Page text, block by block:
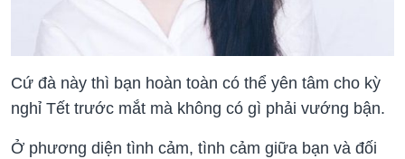
Cứ đà này thì bạn hoàn toàn có thể yên tâm cho kỳ
nghỉ Tết trước mắt mà không có gì phải vướng bận.
Ở phương diện tình cảm, tình cảm giữa bạn và đối